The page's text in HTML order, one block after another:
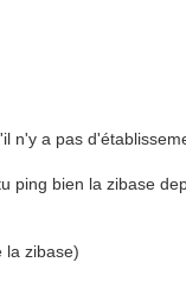
n'y a pas
ping bien la zibase
la zibase)